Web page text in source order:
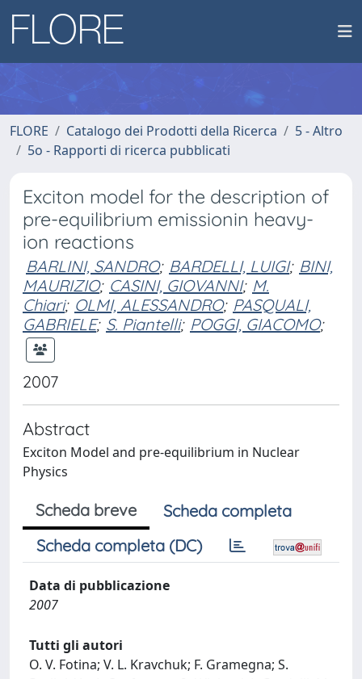
FLORE Catalogo dei Prodotti della Ricerca
5 - Altro
5o - Rapporti di ricerca pubblicati
Exciton model for the description of
pre-equilibrium emissionin heavy-
ion reactions
BARLINI, SANDRO; BARDELLI, LUIGI; BINI,
MAURIZIO; CASINI, GIOVANNI; M.
Chiari; OLMI, ALESSANDRO; PASQUALI,
GABRIELE; S. Piantelli; POGGI, GIACOMO;
2007
Abstract
Exciton Model and pre-equilibrium in Nuclear
Physics
Scheda breve
Scheda completa
Scheda completa (DC)
Data di pubblicazione
2007
Tutti gli autori
O. V. Fotina; V. L. Kravchuk; F. Gramegna; S.